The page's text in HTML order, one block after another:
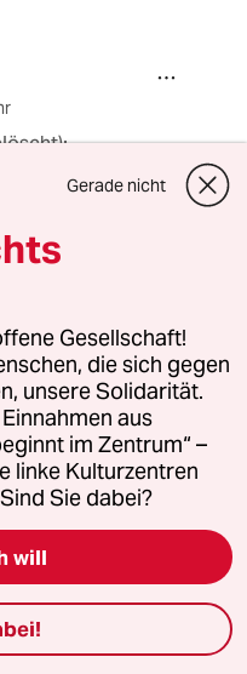
der Täter"
der Feministin
Leigh geprägt
und
etwas
Verwendet wird er
Human
International,
"Arbeit"
bevor ich mit der
habe, habe ich
Gerade nicht
Gesellschaft!
die sich gegen
unsere Solidarität.
aus
im Zentrum“ –
linke Kulturzentren
Sie dabei?
will